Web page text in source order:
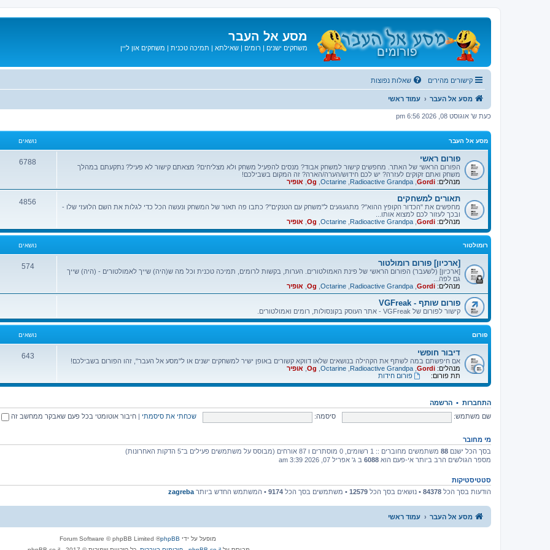
מסע אל העבר
משחקים ישנים | רומים | שאילתא | תמיכה טכנית | משחקים און ליין
קישורים מהירים שאלות נפוצות
מסע אל העבר עמוד ראשי
כעת ש' אוגוסט 08, 2026 6:56 pm
מסע אל העבר נושאים
פורום ראשי
הפורום הראשי של האתר. מחפשים קישור למשחק אבוד? מנסים להפעיל משחק ולא מצליחים? מצאתם קישור לא פעיל? נתקעתם במהלך
משחק ואתם זקוקים לעזרה? יש לכם חידוש/הערה/הארה? זה המקום בשבילכם!
מנהלים: Gordi
Radioactive Grandpa
Octarine
Og אופיר
6788
תאורים למשחקים
מחפשים את "הכדור הקופץ ההוא"? מתגעגעים ל"משחק עם הטנקים"? כתבו פה תאור של המשחק ונעשה הכל כדי לגלות את השם הלועזי שלו -
ובכך לעזור לכם למצוא אותו...
מנהלים: Gordi
Radioactive Grandpa
Octarine
Og אופיר
4856
רומולטור נושאים
[ארכיון] פורום רומולטור
[ארכיון] (לשעבר) הפורום הראשי של פינת האמולטורים. הערות, בקשות לרומים, תמיכה טכנית וכל מה ש(היה) שייך לאמולטורים - (היה) שייך
גם לפה...
מנהלים: Gordi
Radioactive Grandpa
Octarine
Og אופיר
574
פורום שותף - VGFreak
קישור לפורום של VGFreak - אתר העוסק בקונסולות, רומים ואמולטורים.
פורום נושאים
דיבור חופשי
אם חיפשתם במה לשתף את הקהילה בנושאים שלאו דווקא קשורים באופן ישיר למשחקים ישנים או ל"מסע אל העבר", זהו הפורום בשבילכם!
מנהלים: Gordi
Radioactive Grandpa
Octarine
Og אופיר
תת פורום:
פורום חידות
643
התחברות • הרשמה
שם משתמש:
סיסמה: שכחתי את סיסמתי חיבור אוטומטי בכל פעם שאבקר ממחשב זה
מי מחובר
בסך הכל ישנם 88 משתמשים מחוברים :: 1 רשומים, 0 מוסתרים ו 87 אורחים (מבוסס על משתמשים פעילים ב־5 הדקות האחרונות)
מספר הגולשים הרב ביותר אי-פעם הוא 6088 ב ג' אפריל 07, 2026 3:39 am
סטטיסטיקות
הודעות בסך הכל 84378 • נושאים בסך הכל 12579 • משתמשים בסך הכל 9174 • המשתמש החדש ביותר zagreba
מסע אל העבר עמוד ראשי
מופעל על ידי phpBB
® Forum Software © phpBB Limited